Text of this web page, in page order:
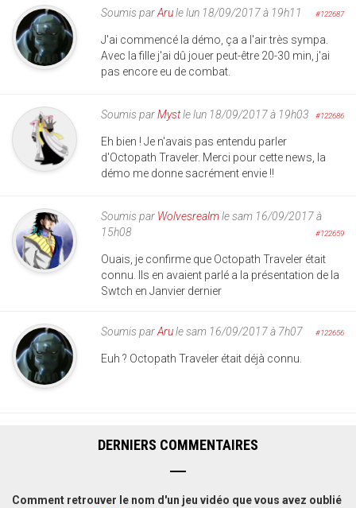
Soumis parArule lun 18/09/2017 à 19h11 #122687
J'ai commencé la démo, ça a l'air très sympa.
Avec la fille j'ai dû jouer peut-être 20-30 min, j'ai
pas encore eu de combat.
Soumis parMystle lun 18/09/2017 à 19h03 #122686
Eh bien ! Je n'avais pas entendu parler
d'Octopath Traveler. Merci pour cette news, la
démo me donne sacrément envie !!
Soumis par Wolvesrealmle sam 16/09/2017 à
15h08
#122659
Ouais, je confirme que Octopath Traveler était
connu. Ils en avaient parlé a la présentation de la
Swtch en Janvier dernier
Soumis parArule sam 16/09/2017 à 7h07 #122656
Euh ? Octopath Traveler était déjà connu.
DERNIERS COMMENTAIRES
Comment retrouver le nom d'un jeu vidéo que vous avez oublié